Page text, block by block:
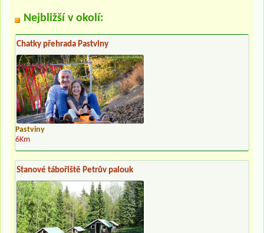
Nejbližší v okolí:
Chatky přehrada Pastviny
Pastviny
6Km
Stanové tábořiště Petrův palouk